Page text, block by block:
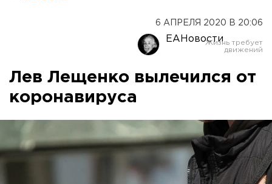
6 АПРЕЛЯ 2020 В 20:06
ЕАНовости
Лев Лещенко вылечился от
коронавируса